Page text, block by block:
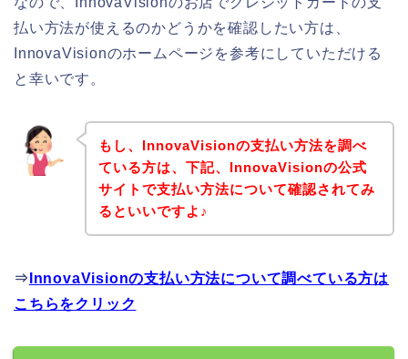
払い方法が使えるのかどうかを確認したい方は、
InnovaVisionのホームページを参考にしていただける
と幸いです。
もし、InnovaVisionの支払い方法を調べ
ている方は、下記、InnovaVisionの公式
サイトで支払い方法について確認されてみ
るといいですよ♪
⇒ InnovaVisionの支払い方法について調べている方は
こちらをクリック